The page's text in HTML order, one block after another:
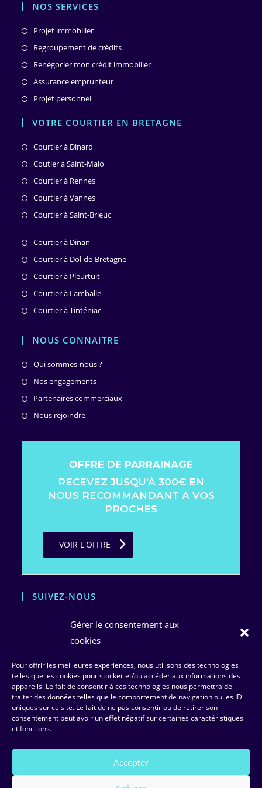
Gérer le consentement aux
cookies
Pour offrir les meilleures expériences, nous utilisons des technologies
telles que les cookies pour stocker et/ou accéder aux informations des
appareils. Le fait de consentir à ces technologies nous permettra de
traiter des données telles que le comportement de navigation ou les ID
uniques sur ce site. Le fait de ne pas consentir ou de retirer son
consentement peut avoir un effet négatif sur certaines caractéristiques
et fonctions.
Accepter
NOS SERVICES
Projet immobilier
Regroupement de crédits
Renégocier mon crédit immobilier
Assurance emprunteur
Projet personnel
VOTRE COURTIER EN BRETAGNE
Courtier à Dinard
Coutier à Saint-Malo
Courtier à Rennes
Courtier à Vannes
Courtier à Saint-Brieuc
Courtier à Dinan
Courtier à Dol-de-Bretagne
Courtier à Pleurtuit
Courtier à Lamballe
Courtier à Tinténiac
NOUS CONNAITRE
Qui sommes-nous ?S’ouvre
un
Nos engagementsS’ouvre
dans
onglet
Partenaires commerciauxS’ouvre
nouvel
Nous rejoindreS’ouvre
un
nouvel
OFFRE DE PARRAINAGE
RECEVEZ JUSQU'À 300€ EN
NOUS RECOMMANDANT A VOS
PROCHES
VOIR L'OFFRE
SUIVEZ-NOUS
Basée sur6 avis